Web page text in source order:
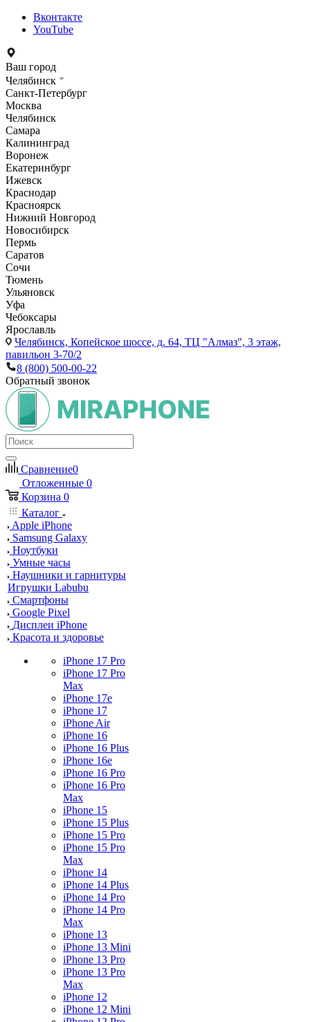
Вконтакте
YouTube
Ваш город
Челябинск
Санкт-Петербург
Москва
Челябинск
Самара
Калининград
Воронеж
Екатеринбург
Ижевск
Краснодар
Красноярск
Нижний Новгород
Новосибирск
Пермь
Саратов
Сочи
Тюмень
Ульяновск
Уфа
Чебоксары
Ярославль
Челябинск, Копейское шоссе, д. 64, ТЦ "Алмаз", 3 этаж,
павильон 3-70/2
8 (800) 500-00-22
Обратный звонок
Сравнение0
Отложенные 0
Корзина 0
Каталог
Apple iPhone
Samsung Galaxy
Ноутбуки
Умные часы
Наушники и гарнитуры
Игрушки Labubu
Смартфоны
Google Pixel
Дисплеи iPhone
Красота и здоровье
iPhone 17 Pro
iPhone 17 Pro
Max
iPhone 17e
iPhone 17
iPhone Air
iPhone 16
iPhone 16 Plus
iPhone 16e
iPhone 16 Pro
iPhone 16 Pro
Max
iPhone 15
iPhone 15 Plus
iPhone 15 Pro
iPhone 15 Pro
Max
iPhone 14
iPhone 14 Plus
iPhone 14 Pro
iPhone 14 Pro
Max
iPhone 13
iPhone 13 Mini
iPhone 13 Pro
iPhone 13 Pro
Max
iPhone 12
iPhone 12 Mini